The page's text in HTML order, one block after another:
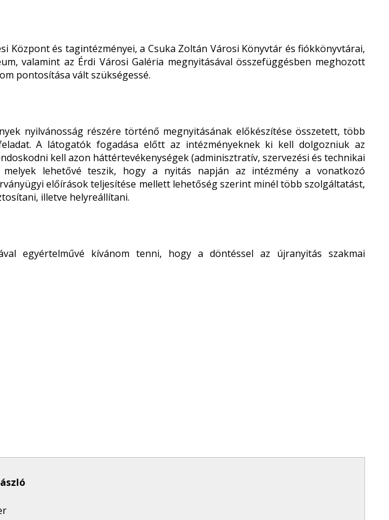
Központ és tagintézményei, a Csuka Zoltán Városi Könyvtár és fiókkönyvtárai,
valamint az Érdi Városi Galéria megnyitásával összefüggésben meghozott
pontosítása vált szükségessé.
nyilvánosság részére történő megnyitásának előkészítése összetett, több
A látogatók fogadása előtt az intézményeknek ki kell dolgozniuk az
kell azon háttértevékenységek (adminisztratív, szervezési és technikai
melyek lehetővé teszik, hogy a nyitás napján az intézmény a vonatkozó
előírások teljesítése mellett lehetőség szerint minél több szolgáltatást,
illetve helyreállítani.
egyértelművé kívánom tenni, hogy a döntéssel az újranyitás szakmai